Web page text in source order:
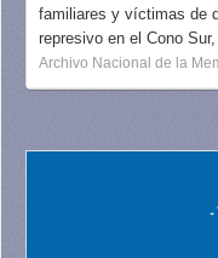
familiares y víctimas de
represivo en el Cono
Archivo Nacional de la